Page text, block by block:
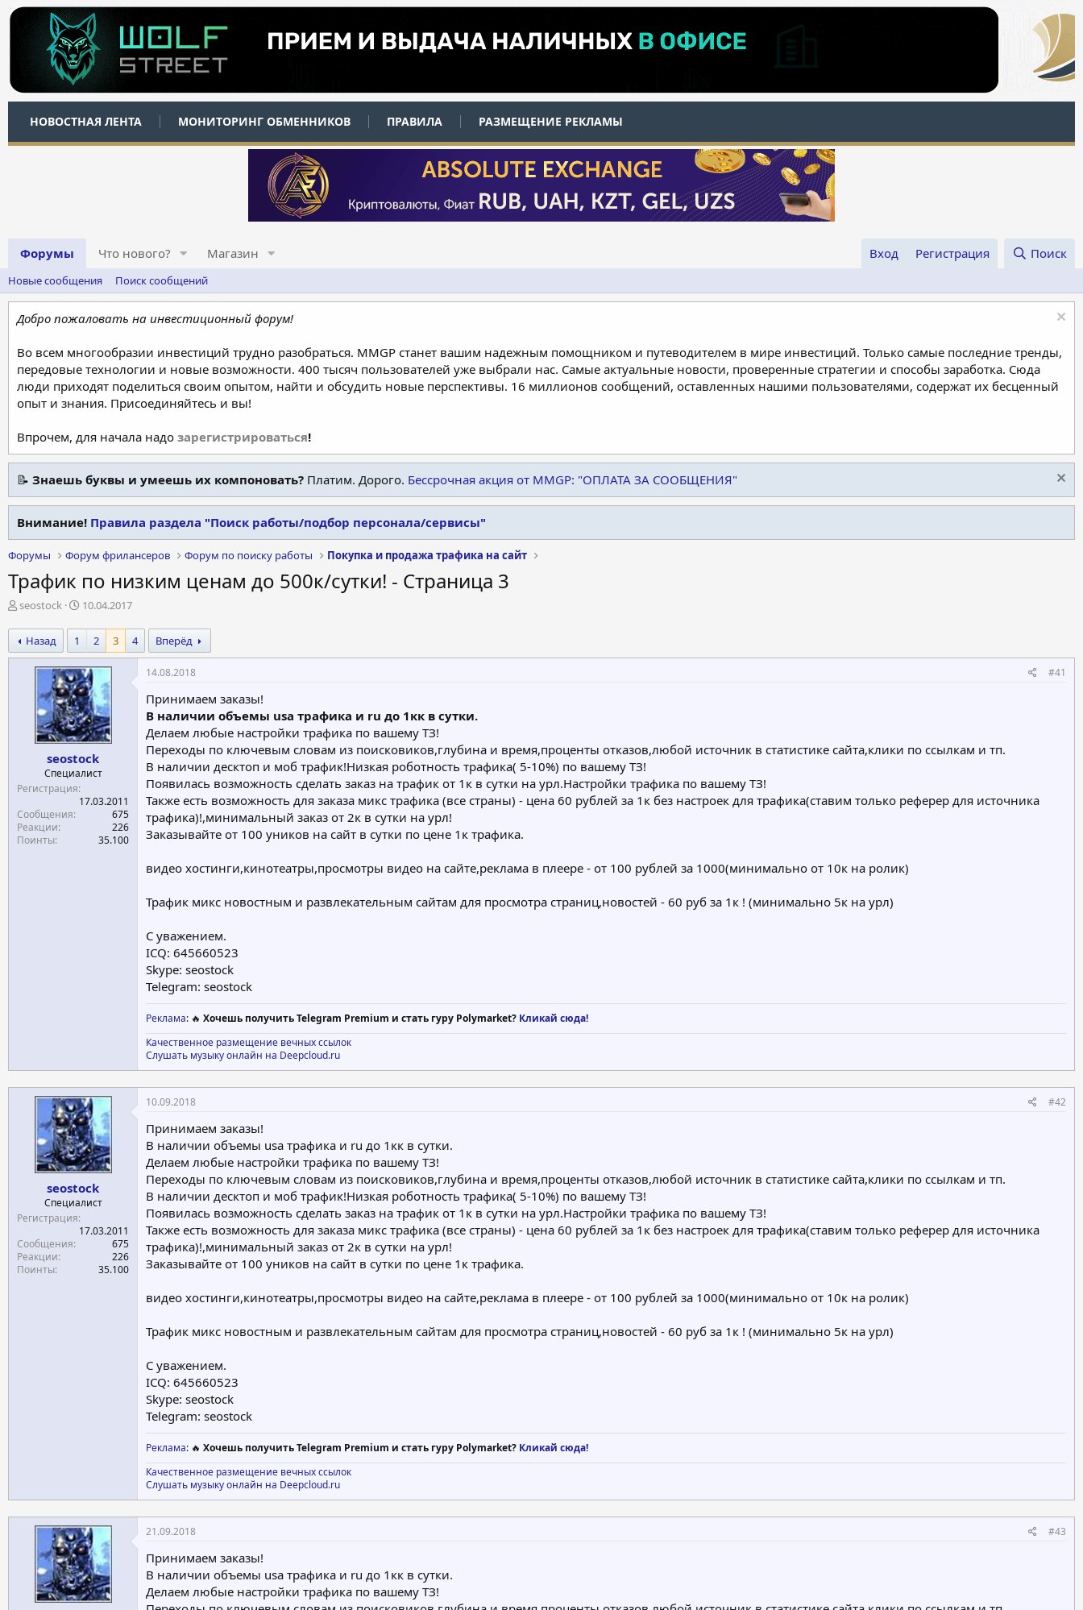
НОВОСТНАЯ ЛЕНТА МОНИТОРИНГ ОБМЕННИКОВ ПРАВИЛА РАЗМЕЩЕНИЕ РЕКЛАМЫ
Форумы Что нового? Магазин Вход Регистрация Поиск
Новые сообщения Поиск сообщений
Добро пожаловать на инвестиционный форум!
Во всем многообразии инвестиций трудно разобраться. MMGP станет вашим надежным помощником и путеводителем в мире инвестиций. Только самые последние тренды,
передовые технологии и новые возможности. 400 тысяч пользователей уже выбрали нас. Самые актуальные новости, проверенные стратегии и способы заработка. Сюда
люди приходят поделиться своим опытом, найти и обсудить новые перспективы. 16 миллионов сообщений, оставленных нашими пользователями, содержат их бесценный
опыт и знания. Присоединяйтесь и вы!
Впрочем, для начала надо зарегистрироваться!
📝 Знаешь буквы и умеешь их компоновать? Платим. Дорого. Бессрочная акция от MMGP: "ОПЛАТА ЗА СООБЩЕНИЯ"
Внимание! Правила раздела "Поиск работы/подбор персонала/сервисы"
Форумы Форум фрилансеров Форум по поиску работы Покупка и продажа трафика на сайт
Трафик по низким ценам до 500к/сутки! - Страница 3
А
т
о
р
seostock
Д
т
н
а
ч
а
л
а
10.04.2017
Назад 1 2 3 4 Вперёд
seostock
Специалист
Регистрация
17.03.2011
Сообщения
675
Реакции
226
Поинты
35.100
14.08.2018 #41
Принимаем заказы!
В наличии объемы usa трафика и ru до 1кк в сутки.
Делаем любые настройки трафика по вашему ТЗ!
Переходы по ключевым словам из поисковиков,глубина и время,проценты отказов,любой источник в статистике сайта,клики по ссылкам и тп.
В наличии десктоп и моб трафик!Низкая роботность трафика( 5-10%) по вашему ТЗ!
Появилась возможность сделать заказ на трафик от 1к в сутки на урл.Настройки трафика по вашему ТЗ!
Также есть возможность для заказа микс трафика (все страны) - цена 60 рублей за 1к без настроек для трафика(ставим только реферер для источника
трафика)!,минимальный заказ от 2к в сутки на урл!
Заказывайте от 100 уников на сайт в сутки по цене 1к трафика.
видео хостинги,кинотеатры,просмотры видео на сайте,реклама в плеере - от 100 рублей за 1000(минимально от 10к на ролик)
Трафик микс новостным и развлекательным сайтам для просмотра страниц,новостей - 60 руб за 1к ! (минимально 5к на урл)
С уважением.
ICQ: 645660523
Skype: seostock
Telegram: seostock
Реклама: 🔥 Хочешь получить Telegram Premium и стать гуру Polymarket? Кликай сюда!
Качественное размещение вечных ссылок
Слушать музыку онлайн на Deepcloud.ru
seostock
Специалист
Регистрация
17.03.2011
Сообщения
675
Реакции
226
Поинты
35.100
10.09.2018 #42
Принимаем заказы!
В наличии объемы usa трафика и ru до 1кк в сутки.
Делаем любые настройки трафика по вашему ТЗ!
Переходы по ключевым словам из поисковиков,глубина и время,проценты отказов,любой источник в статистике сайта,клики по ссылкам и тп.
В наличии десктоп и моб трафик!Низкая роботность трафика( 5-10%) по вашему ТЗ!
Появилась возможность сделать заказ на трафик от 1к в сутки на урл.Настройки трафика по вашему ТЗ!
Также есть возможность для заказа микс трафика (все страны) - цена 60 рублей за 1к без настроек для трафика(ставим только реферер для источника
трафика)!,минимальный заказ от 2к в сутки на урл!
Заказывайте от 100 уников на сайт в сутки по цене 1к трафика.
видео хостинги,кинотеатры,просмотры видео на сайте,реклама в плеере - от 100 рублей за 1000(минимально от 10к на ролик)
Трафик микс новостным и развлекательным сайтам для просмотра страниц,новостей - 60 руб за 1к ! (минимально 5к на урл)
С уважением.
ICQ: 645660523
Skype: seostock
Telegram: seostock
Реклама: 🔥 Хочешь получить Telegram Premium и стать гуру Polymarket? Кликай сюда!
Качественное размещение вечных ссылок
Слушать музыку онлайн на Deepcloud.ru
21.09.2018 #43
Принимаем заказы!
В наличии объемы usa трафика и ru до 1кк в сутки.
Делаем любые настройки трафика по вашему ТЗ!